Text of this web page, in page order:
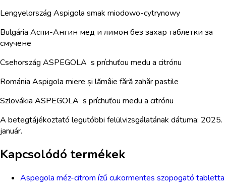
Lengyelország Aspigola smak miodowo-cytrynowy
Bulgária Аспи-Aнгин мед и лимон без захар таблетки за
смучене
Csehország ASPEGOLA s príchuťou medu a citrónu
Románia Aspigola miere și lămâie fără zahăr pastile
Szlovákia ASPEGOLA s príchuťou medu a citrónu
A betegtájékoztató legutóbbi felülvizsgálatának dátuma: 2025.
január.
Kapcsolódó termékek
Aspegola méz-citrom ízű cukormentes szopogató tabletta